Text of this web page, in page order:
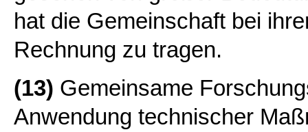
hat die Gemeinschaft bei
Rechnung zu tragen.
(13) Gemeinsame
Anwendung technischer